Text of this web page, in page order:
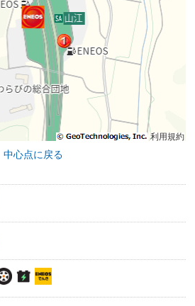
利用規約
中心点に戻る